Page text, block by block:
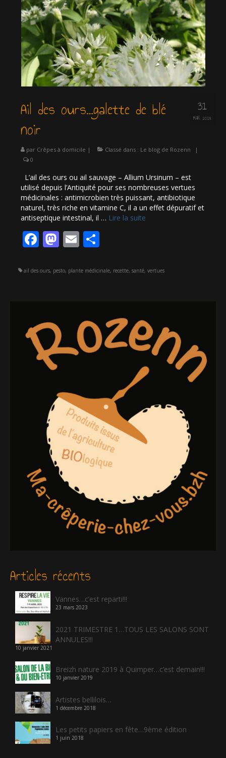
31
MAR 2018
Ail des ours…galette de blé
noir
par Crêpes à domicile | Classé dans : Le blog de Rozenn
|
0
L’ail des ours ou ail sauvage – Allium Ursinum – est
utilisé depuis l’Antiquité pour ses nombreuses vertues
médicinales : antimicrobien très puissant, antibiotique
naturel, très riche en vitamine C, il a un effet dépuratif et
antiseptique intestinal, il … Lire la suite­­
Facebook
Mastodon
Email
ail des ours, pesto, plante médicinale, recette, santé, vertues
Articles récents
Vannes…c’est reparti!!!
23 mars 2023
2021 TRIMESTRE 1…TOUS LES SALONS SONT
ANNULES!!!
10 janvier 2021
Breizh nature 2019 à Quimper…c’est demain!!!
10 janvier 2019
Artistes bellilois…
1 décembre 2018
Les petits papiers en fête…9ème édition
1 juin 2018